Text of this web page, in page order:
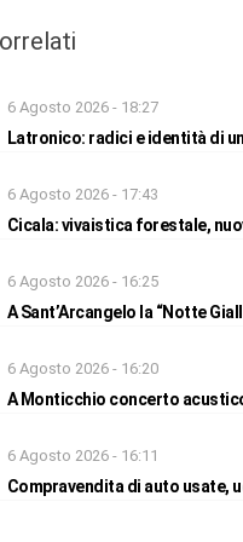
6 Agosto 2026 - 18:27
Latronico: radici e identità di
6 Agosto 2026 - 17:43
Cicala: vivaistica forestale,
6 Agosto 2026 - 16:25
A Sant’Arcangelo la “Notte
6 Agosto 2026 - 16:20
A Monticchio concerto
6 Agosto 2026 - 16:11
Compravendita di auto usate,